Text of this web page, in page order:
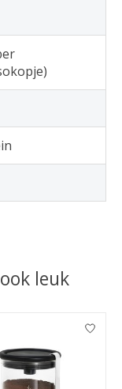
leuk